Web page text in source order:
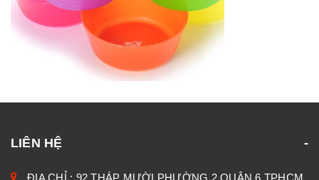
LIÊN HỆ
ĐỊA CHỈ : 92 THÁP MƯỜI PHƯỜNG 2 QUẬN 6 TPHCM